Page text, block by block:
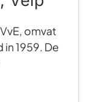
omvat
1959. De